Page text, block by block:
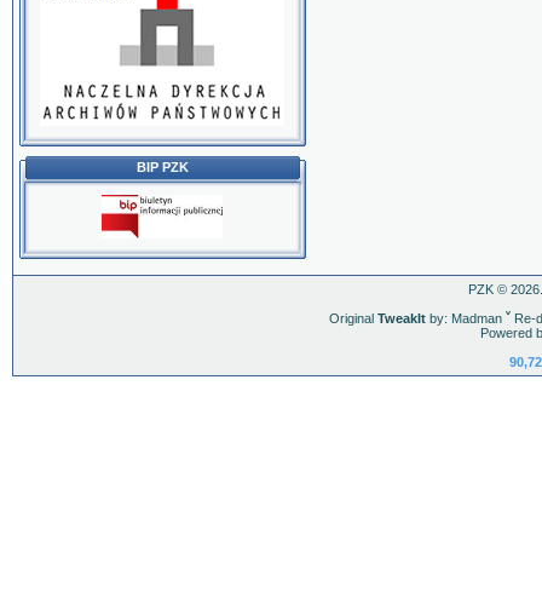
BIP PZK
PZK ©
Original TweakItby: Madman ˇRe-
Powered